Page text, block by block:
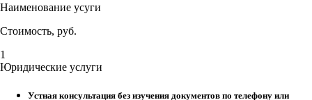
Наименование усуги
Стоимость, руб.
1
Юридические услуги
Устная консультация без изучения документов по телефону или